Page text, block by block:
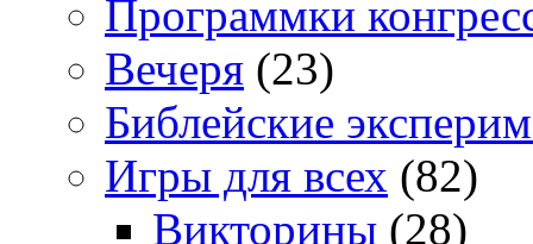
Программки
Вечеря (23)
Библейские
Игры для всех (82)
Викторины (28)